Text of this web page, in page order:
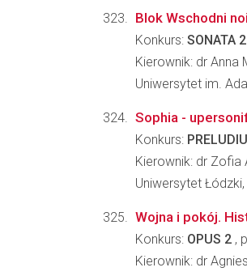
Blok Wschodni
Konkurs: SONATA 2
Kierownik: dr Anna
Uniwersytet im.
Sophia -
Konkurs:
Kierownik: dr Zofia
Uniwersytet
Wojna i pokój.
Konkurs: OPUS 2 ,
Kierownik: dr